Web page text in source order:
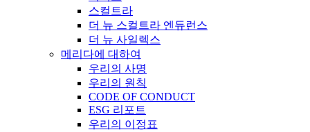
스컬트라
더 뉴 스컬트라 엔듀런스
더 뉴 사일렉스
메리다에 대하여
우리의 사명
우리의 원칙
CODE OF CONDUCT
ESG 리포트
우리의 이정표